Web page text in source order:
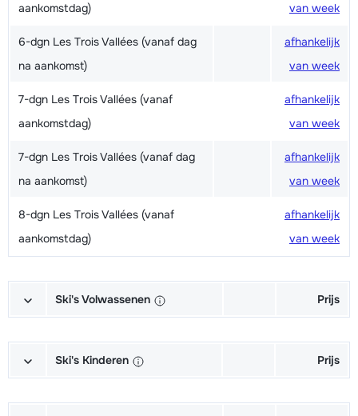
aankomstdag)
van week
6-dgn Les Trois Vallées (vanaf dag
na aankomst)
afhankelijk
van week
7-dgn Les Trois Vallées (vanaf
aankomstdag)
afhankelijk
van week
7-dgn Les Trois Vallées (vanaf dag
na aankomst)
afhankelijk
van week
8-dgn Les Trois Vallées (vanaf
aankomstdag)
afhankelijk
van week
Ski's Volwassenen Prijs
Schoenen + Stokken (6/7 dagen)
van week
Ski's Kinderen Prijs